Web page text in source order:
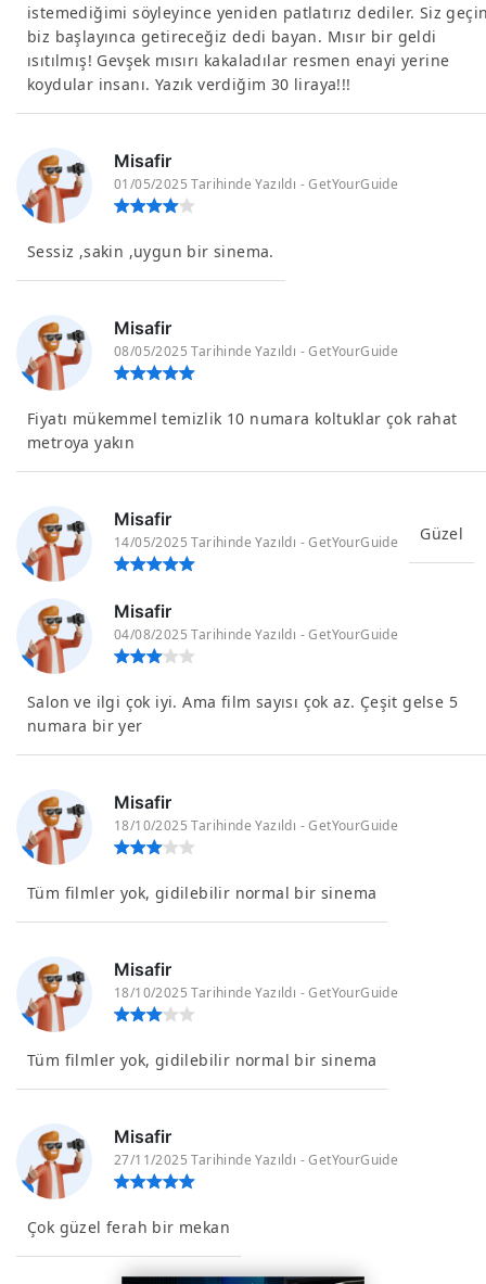
istemediğimi söyleyince yeniden patlatırız dediler. Siz
biz başlayınca getireceğiz dedi bayan. Mısır bir geldi
ısıtılmış! Gevşek mısırı kakaladılar resmen enayi yerine
koydular insanı. Yazık verdiğim 30 liraya!!!
Misafir
01/05/2025 Tarihinde Yazıldı - GetYourGuide
Sessiz ,sakin ,uygun bir sinema.
Misafir
08/05/2025 Tarihinde Yazıldı - GetYourGuide
Fiyatı mükemmel temizlik 10 numara koltuklar çok rahat
metroya yakın
Misafir
14/05/2025 Tarihinde Yazıldı - GetYourGuide Güzel
Misafir
04/08/2025 Tarihinde Yazıldı - GetYourGuide
Salon ve ilgi çok iyi. Ama film sayısı çok az. Çeşit gelse 5
numara bir yer
Misafir
18/10/2025 Tarihinde Yazıldı - GetYourGuide
Tüm filmler yok, gidilebilir normal bir sinema
Misafir
18/10/2025 Tarihinde Yazıldı - GetYourGuide
Tüm filmler yok, gidilebilir normal bir sinema
Misafir
27/11/2025 Tarihinde Yazıldı - GetYourGuide
Çok güzel ferah bir mekan